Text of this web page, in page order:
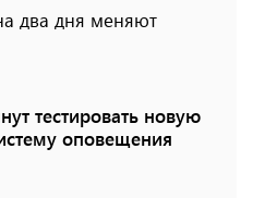
два дня меняют
тестировать новую
оповещения